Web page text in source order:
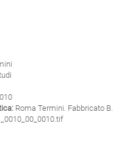
Roma Termini. Fabbricato B.